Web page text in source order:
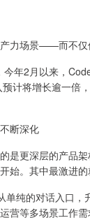
力场景——而不仅
年2月以来，
计将增长逾一倍
断深化
是更深层的产品
始。其中最激进
单纯的对话入口
营等多场景工作